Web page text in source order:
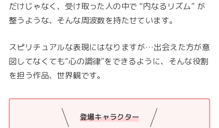
だけじゃなく、受け取った人の中で “内なるリズム” が
整うような、そんな周波数を持たせています。
スピリチュアルな表現にはなりますが…出会えた方が意
図してなくても“心の調律”をできるように、そんな役割
を担う作品、世界観です。
登場キャラクター